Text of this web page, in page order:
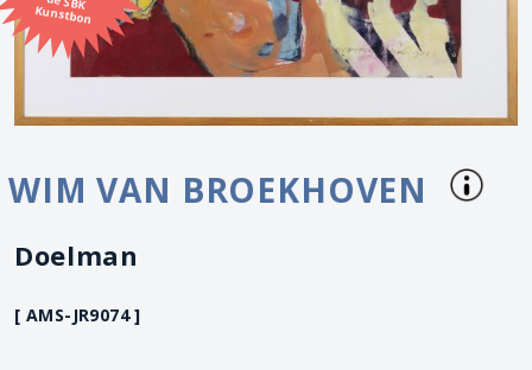
Kunstbon
WIM VAN BROEKHOVEN
Doelman
[ AMS-JR9074 ]